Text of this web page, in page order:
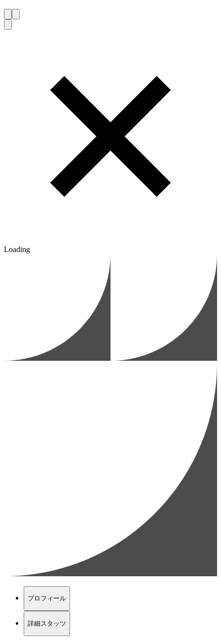
Loading
プロフィール
詳細スタッツ